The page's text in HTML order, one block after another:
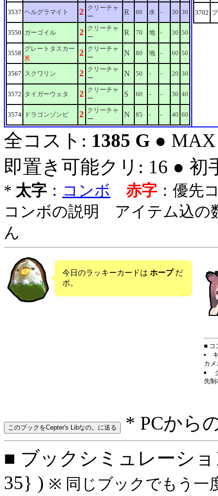
3537 ヘルグラマイト 2 クリーチャ
ー
R 60 水 - 30 30
3550 ガーゴイル 2 クリーチャ
ー
R 70 地 - 30 50
3558
グレートタスカー
※
2 クリーチャ
ー
N 80 地 - 60 50
3567 スクワリン 2 クリーチャ
ー
N 50 - - 20 30
3572 タイガーウェタ 2 クリーチャ
ー
S 60 - - 30 40
3574 ドラゴンゾンビ 2 クリーチャ
ー
N 85 - - 40 60
3702
全コスト: 1385 G ●
即置き可能クリ: 16 ● 初
* 太字 ： コンボ 赤字 ：優先
コンボの説明 アイテム込の
ん
今日のラッキーカードは ホープ だ
ポ。
■ コ
カ
先制
* PCから
■ ブックシミュレーシ
35} ) ※ 同じブックでもう一